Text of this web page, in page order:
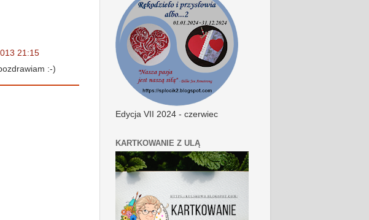
21:15
:-)
Edycja VII 2024 - czerwiec
KARTKOWANIE Z ULĄ